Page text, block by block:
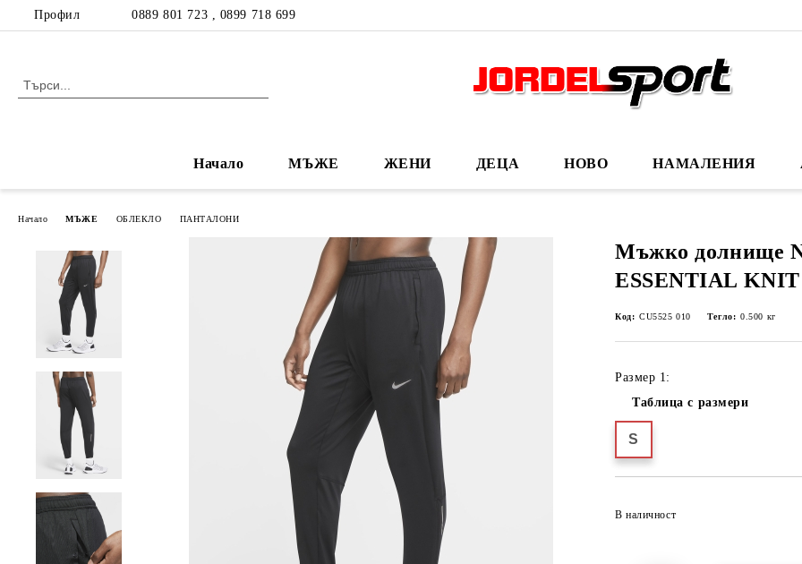
Профил 0889 801 723 , 0899 718 699
Начало МЪЖЕ ЖЕНИ ДЕЦА НОВО НАМАЛЕНИЯ
Начало МЪЖЕ ОБЛЕКЛО ПАНТАЛОНИ
Мъжко долнище
ESSENTIAL
Код: CU5525 010 Тегло: 0.500 кг
Размер 1:
Таблица с размери
S
В наличност